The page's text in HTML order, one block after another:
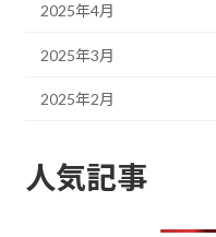
2025年4月
2025年3月
2025年2月
人気記事